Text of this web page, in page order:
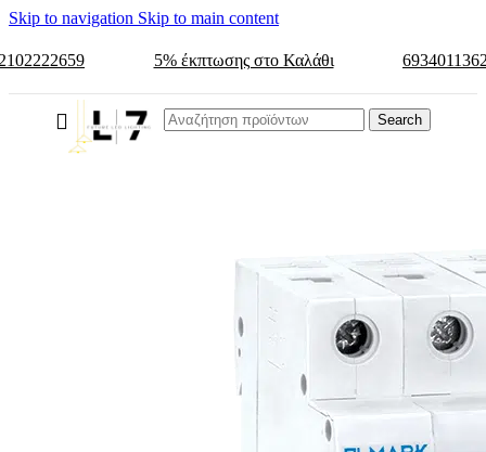
Skip to navigation Skip to main content
5% έκπτωσης στο Καλάθι
Search